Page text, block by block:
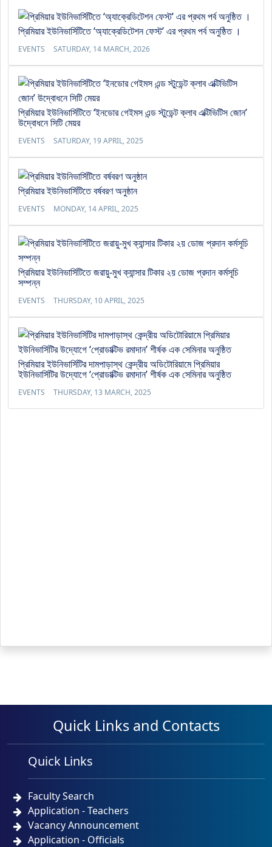
প্রিমিয়ার ইউনিভার্সিটিতে ‘অ্যাক্রেডিটেশন ফেস্ট’ এর প্রথম পর্ব অনুষ্ঠিত ।
EVENTS SATURDAY, 14 MARCH, 2026
প্রিমিয়ার ইউনিভার্সিটিতে ‘ইনডোর গেইমস এন্ড স্টুডেন্ট ক্লাব এক্টিভিটিস জোন’
উদ্বোধনে সিটি মেয়র
EVENTS SATURDAY, 19 APRIL, 2025
প্রিমিয়ার ইউনিভার্সিটিতে বর্ষবরণ অনুষ্ঠান
EVENTS MONDAY, 14 APRIL, 2025
প্রিমিয়ার ইউনিভার্সিটিতে জরায়ু-মুখ ক্যান্সার টিকার ২য় ডোজ প্রদান কর্মসূচি
সম্পন্ন
EVENTS THURSDAY, 10 APRIL, 2025
প্রিমিয়ার ইউনিভার্সিটির দামপাড়াস্থ কেন্দ্রীয় অডিটোরিয়ামে প্রিমিয়ার
ইউনিভার্সিটির উদ্যোগে ‘প্রোডাক্টিভ রমাদান’ শীর্ষক এক সেমিনার অনুষ্ঠিত
EVENTS THURSDAY, 13 MARCH, 2025
Quick Links and Contacts
Quick Links
Faculty Search
Application - Teachers
Vacancy Announcement
Application - Officials